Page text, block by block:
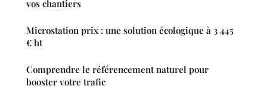
vos chantiers
Microstation prix : une solution écologique à 3 445
€ ht
Comprendre le référencement naturel pour
booster votre trafic